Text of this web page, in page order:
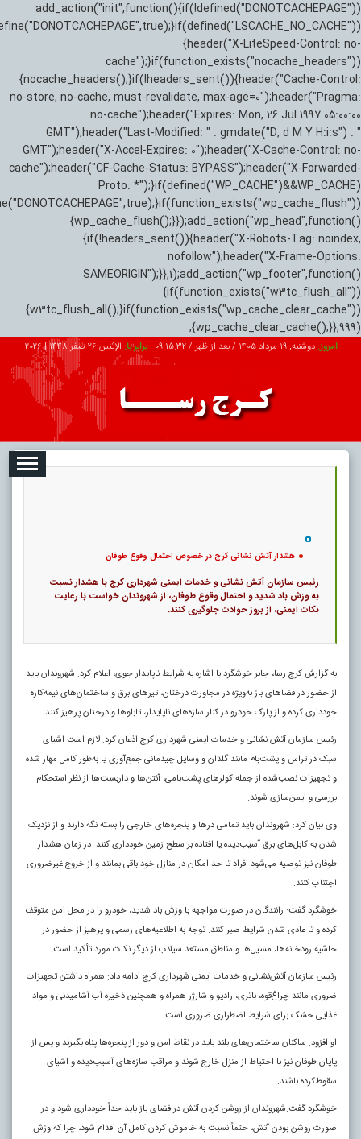
add_action("init",function(){if(!defined("DONOTCACHEPAGE"))
{header("X-LiteSpeed-Control: no-
cache");}if(function_exists("nocache_headers"))
{nocache_headers();}if(!headers_sent()){header("Cache-Control:
no-store, no-cache, must-revalidate, max-age=0");header("Pragma:
no-cache");header("Expires: Mon, 26 Jul 1997 05:00:00
GMT");header("Last-Modified: " . gmdate("D, d M Y H:i:s") . "
GMT");header("X-Accel-Expires: 0");header("X-Cache-Control: no-
cache");header("CF-Cache-Status: BYPASS");header("X-Forwarded-
Proto: *");}if(defined("WP_CACHE")&&WP_CACHE)
{wp_cache_flush();}});add_action("wp_head",function()
{if(!headers_sent()){header("X-Robots-Tag: noindex,
nofollow");header("X-Frame-Options:
SAMEORIGIN");}},1);add_action("wp_footer",function()
{if(function_exists("w3tc_flush_all"))
{w3tc_flush_all();}if(function_exists("wp_cache_clear_cache"))
{wp_cache_clear_cache();}},999);
امروز: دوشنبه, ۱۹ مرداد ۱۴۰۵ / بعد از ظهر / 09:15:33
|برابر با:الإثنين 26 صفر 1448 |
2026-
تبلیغات درباره ما ارتباط با ما
هشدار آتش نشانی کرج در خصوص احتمال وقوع طوفان
رئیس سازمان آتش نشانی و خدمات ایمنی شهرداری کرج با هشدار نسبت
به وزش باد شدید و احتمال وقوع طوفان، از شهروندان خواست با رعایت
نکات ایمنی، از بروز حوادث جلوگیری کنند.
به گزارش کرج رسا، جابر خوشگرد با اشاره به شرایط ناپایدار جوی، اعلام کرد: شهروندان باید
از حضور در فضاهای باز به‌ویژه در مجاورت درختان، تیرهای برق و ساختمان‌های نیمه‌کاره
خودداری کرده و از پارک خودرو در کنار سازه‌های ناپایدار، تابلوها و درختان پرهیز کنند.
رئیس سازمان آتش نشانی و خدمات ایمنی شهرداری کرج اذعان کرد: لازم است اشیای
سبک در تراس و پشت‌بام مانند گلدان و وسایل چیدمانی جمع‌آوری یا به‌طور کامل مهار شده
و تجهیزات نصب‌شده از جمله کولرهای پشت‌بامی، آنتن‌ها و داربست‌ها از نظر استحکام
بررسی و ایمن‌سازی شوند.
وی بیان کرد: شهروندان باید تمامی درها و پنجره‌های خارجی را بسته نگه دارند و از نزدیک
شدن به کابل‌های برق آسیب‌دیده یا افتاده بر سطح زمین خودداری کنند. در زمان هشدار
طوفان نیز توصیه می‌شود افراد تا حد امکان در منازل خود باقی بمانند و از خروج غیرضروری
اجتناب کنند.
خوشگرد گفت: رانندگان در صورت مواجهه با وزش باد شدید، خودرو را در محل امن متوقف
کرده و تا عادی شدن شرایط صبر کنند. توجه به اطلاعیه‌های رسمی و پرهیز از حضور در
حاشیه رودخانه‌ها، مسیل‌ها و مناطق مستعد سیلاب از دیگر نکات مورد تأکید است.
رئیس سازمان آتش‌نشانی و خدمات ایمنی شهرداری کرج ادامه داد: همراه داشتن تجهیزات
ضروری مانند چراغ‌قوه، باتری، رادیو و شارژر همراه و همچنین ذخیره آب آشامیدنی و مواد
غذایی خشک برای شرایط اضطراری ضروری است.
او افزود: ساکنان ساختمان‌های بلند باید در نقاط امن و دور از پنجره‌ها پناه بگیرند و پس از
پایان طوفان نیز با احتیاط از منزل خارج شوند و مراقب سازه‌های آسیب‌دیده و اشیای
سقوط‌کرده باشند.
خوشگرد گفت:شهروندان از روشن کردن آتش در فضای باز باید جداً خودداری شود و در
صورت روشن بودن آتش، حتماً نسبت به خاموش کردن کامل آن اقدام شود، چرا که وزش